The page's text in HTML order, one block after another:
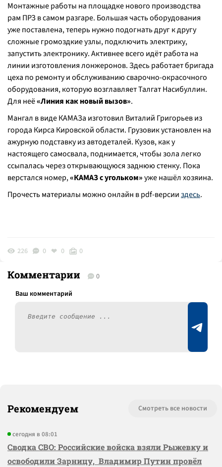
Монтажные работы на площадке нового производства
рам ПРЗ в самом разгаре. Большая часть оборудования
уже поставлена, теперь нужно подогнать друг к другу
сложные громоздкие узлы, подключить электрику,
запустить электронику. Активнее всего идёт работа на
линии изготовления лонжеронов. Здесь работает бригада
цеха по ремонту и обслуживанию сварочно-окрасочного
оборудования, которую возглавляет Талгат Насибуллин.
Для неё«Линия как новый вызов».
Мангал в виде КАМАЗа изготовил Виталий Григорьев из
города Кирса Кировской области. Грузовик установлен на
ажурную подставку из автодеталей. Кузов, как у
настоящего самосвала, поднимается, чтобы зола легко
ссыпалась через открывающуюся заднюю стенку. Пока
верстался номер,«КАМАЗ с угольком»уже нашёл хозяина.
Прочесть материалы можно онлайн в pdf-версииздесь.
226 0 0 0
Комментарии 0
Рекомендуем Смотреть все новости
сегодня в 08:01
Сводка СВО: Российские войска взяли Рыжевку и
освободили Зарницу, Владимир Путин провёл